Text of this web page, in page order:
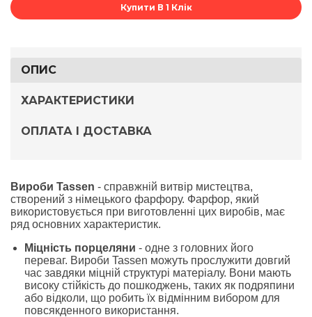
Купити В 1 Клік
ОПИС
ХАРАКТЕРИСТИКИ
ОПЛАТА І ДОСТАВКА
Вироби Tassen - справжній витвір мистецтва,
створений з німецького фарфору. Фарфор, який
використовується при виготовленні цих виробів, має
ряд основних характеристик.
Міцність порцеляни - одне з головних його
переваг. Вироби Tassen можуть прослужити довгий
час завдяки міцній структурі матеріалу. Вони мають
високу стійкість до пошкоджень, таких як подряпини
або відколи, що робить їх відмінним вибором для
повсякденного використання.